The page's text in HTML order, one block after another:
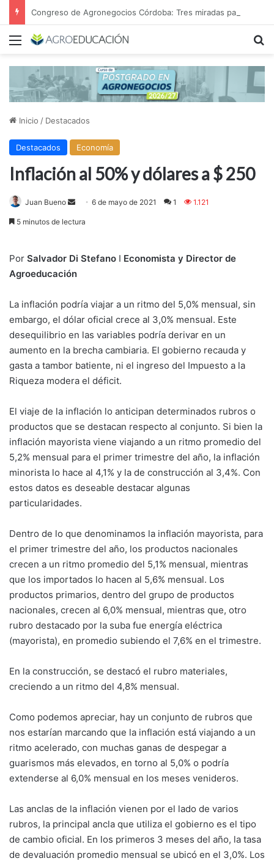
Menú
Inicio / Destacados
Destacados Economía
Inflación al 50% y dólares a $ 250
Juan Bueno
Send6 de mayo de 2021 1 1.121
5 minutos de lectura
Por Salvador Di Stefano I Economista y Director de
Agroeducación
La inflación podría viajar a un ritmo del 5,0% mensual, sin
embargo, el dólar oficial crece al 3,0% mensual. Este
desequilibrio en las variables podría derivar en un
aumento en la brecha cambiaria. El gobierno recauda y
gasta a tambor batiente, ni el ingreso del Impuesto a la
Riqueza modera el déficit.
El viaje de la inflación lo anticipan determinados rubros o
productos que se destacan respecto al conjunto. Si bien la
inflación mayorista viene viajando a un ritmo promedio del
5,2% mensual para el primer trimestre del año, la inflación
minorista lo hace al 4,1% y la de construcción al 3,4%. Con
estos datos es deseable destacar algunas
particularidades.
Dentro de lo que denominamos la inflación mayorista, para
el primer trimestre del año, los productos nacionales
crecen a un ritmo promedio del 5,1% mensual, mientras
que los importados lo hacen al 5,6% mensual. Los
productos primarios, dentro del grupo de productos
nacionales, crecen al 6,0% mensual, mientras que, otro
rubro destacado por la suba fue energía eléctrica
(mayorista), en promedio subiendo el 7,6% en el trimestre.
En la construcción, se destacó el rubro materiales,
creciendo a un ritmo del 4,8% mensual.
Como podemos apreciar, hay un conjunto de rubros que
nos estarían marcando que la inflación está viajando a un
ritmo acelerado, con muchas ganas de despegar a
guarismos más elevados, en torno al 5,0% o podría
extenderse al 6,0% mensual en los meses venideros.
Las anclas de la inflación vienen por el lado de varios
rubros, la principal ancla que utiliza el gobierno es el tipo
de cambio oficial. En los primeros 3 meses del año, la tasa
de devaluación promedio mensual se ubicó en el 3,0%. Los